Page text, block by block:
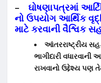
– ઘોષણાપત્રમાં
નો ઉપયોગ આર્થિક
માટે કરવાની વૈશ્વિક
આંતરરાષ્ટ્રીય
ભાગીદારી વધારવાની
રાખવાનો ઉદ્દેશ્ય પણ